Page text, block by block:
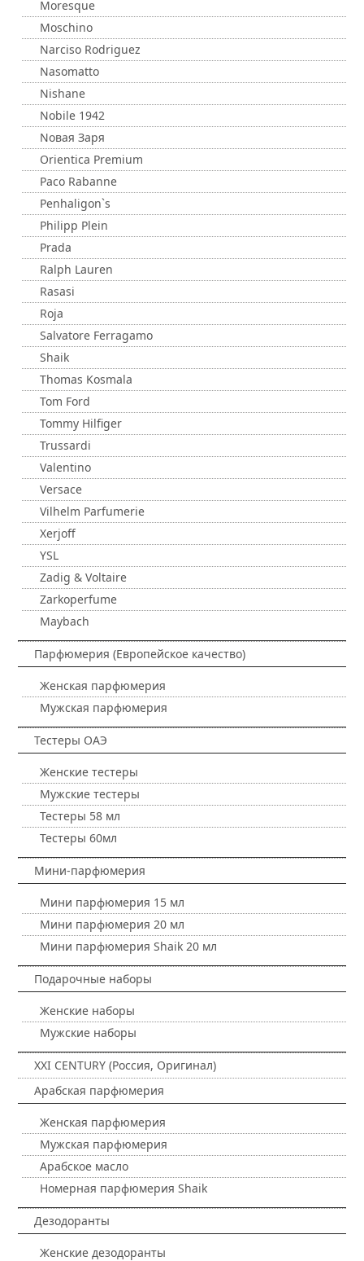
Moresque
Moschino
Narciso Rodriguez
Nasomatto
Nishane
Nobile 1942
Nовая Заря
Orientica Premium
Paco Rabanne
Penhaligon`s
Philipp Plein
Prada
Ralph Lauren
Rasasi
Roja
Salvatore Ferragamo
Shaik
Thomas Kosmala
Tom Ford
Tommy Hilfiger
Trussardi
Valentino
Versace
Vilhelm Parfumerie
Xerjoff
YSL
Zadig & Voltaire
Zarkoperfume
Maybach
Парфюмерия (Европейское качество)
Женская парфюмерия
Мужская парфюмерия
Тестеры ОАЭ
Женские тестеры
Мужские тестеры
Тестеры 58 мл
Тестеры 60мл
Мини-парфюмерия
Мини парфюмерия 15 мл
Мини парфюмерия 20 мл
Мини парфюмерия Shaik 20 мл
Подарочные наборы
Женские наборы
Мужские наборы
XXI CENTURY (Россия, Оригинал)
Арабская парфюмерия
Женская парфюмерия
Мужская парфюмерия
Арабское масло
Номерная парфюмерия Shaik
Дезодоранты
Женские дезодоранты